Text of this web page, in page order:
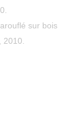
sur bois